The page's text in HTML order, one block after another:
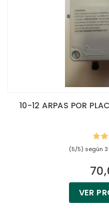
10-12 ARPAS POR
(5/5) según
VER